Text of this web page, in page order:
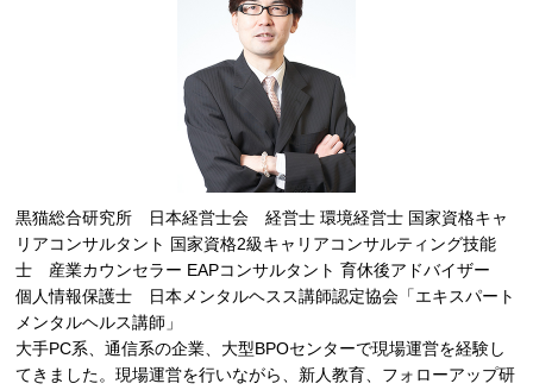
黒猫総合研究所 日本経営士会 経営士 環境経営士 国家資格キャ
リアコンサルタント 国家資格2級キャリアコンサルティング技能
士 産業カウンセラー EAPコンサルタント 育休後アドバイザー
個人情報保護士 日本メンタルヘスス講師認定協会「エキスパート
メンタルヘルス講師」
大手PC系、通信系の企業、大型BPOセンターで現場運営を経験し
てきました。現場運営を行いながら、新人教育、フォローアップ研